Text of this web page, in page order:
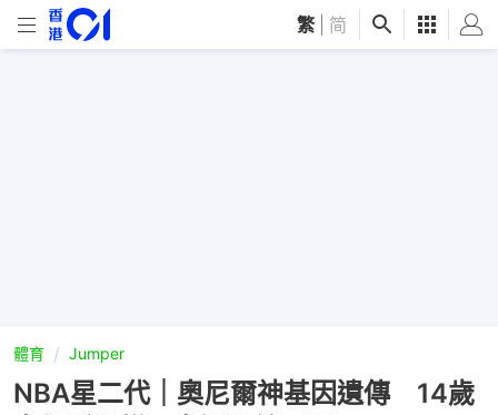
繁 简
體育 Jumper
NBA星二代｜奧尼爾神基因遺傳 14歲